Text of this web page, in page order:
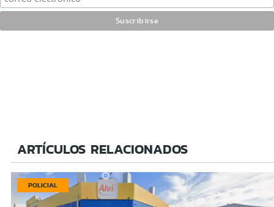
ARTÍCULOS RELACIONADOS
POLICIAL